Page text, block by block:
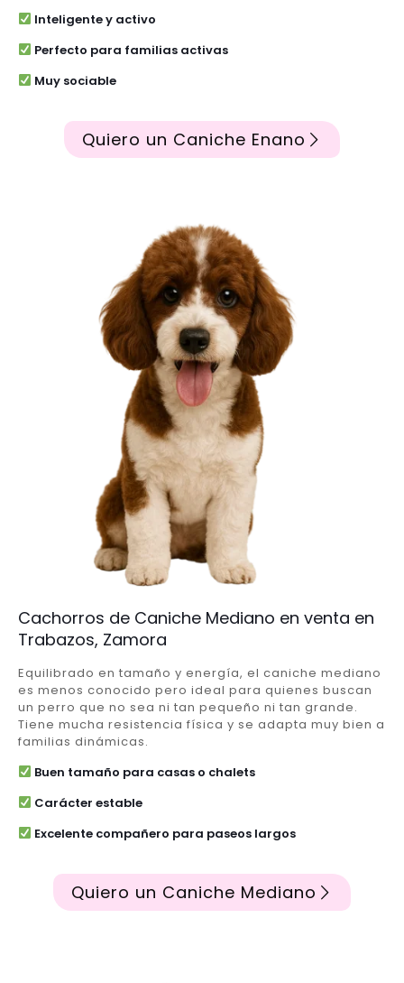
Inteligente y activo
Perfecto para familias activas
Muy sociable
Quiero un Caniche Enano
Cachorros de Caniche Mediano en venta en
Trabazos, Zamora
Equilibrado en tamaño y energía, el caniche mediano
es menos conocido pero ideal para quienes buscan
un perro que no sea ni tan pequeño ni tan grande.
Tiene mucha resistencia física y se adapta muy bien a
familias dinámicas.
Buen tamaño para casas o chalets
Carácter estable
Excelente compañero para paseos largos
Quiero un Caniche Mediano